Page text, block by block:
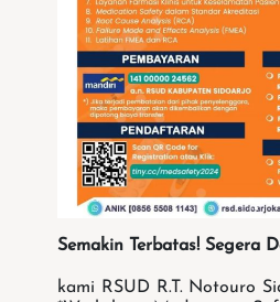
Semakin Terbatas! Segera
kami RSUD R.T. Notouro